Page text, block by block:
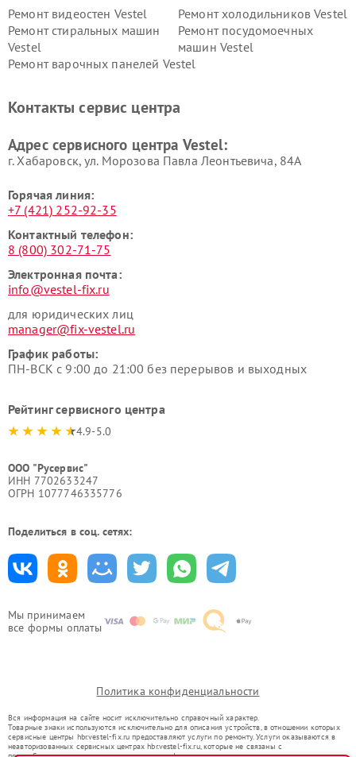
Мы принимаем
все формы оплаты
Ремонт видеостен Vestel
Ремонт холодильников Vestel
Ремонт стиральных машин
Vestel
Ремонт посудомоечных
машин Vestel
Ремонт варочных панелей Vestel
Контакты сервис центра
Адрес сервисного центра Vestel:
г. Хабаровск, ул. Морозова Павла Леонтьевича, 84А
Горячая линия:
+7 (421) 252-92-35
Контактный телефон:
8 (800) 302-71-75
Электронная почта:
info@vestel-fix.ru
для юридических лиц
manager@fix-vestel.ru
График работы:
ПН-ВСК с 9:00 до 21:00 без перерывов и выходных
Рейтинг сервисного центра
4.9-5.0
ООО "Русервис"
ИНН 7702633247
ОГРН 1077746335776
Поделиться в соц. сетях:
Политика конфиденциальности
Вся информация на сайте носит исключительно справочный характер.
Товарные знаки используются исключительно для описания устройств, в отношении которых
сервисные центры hbr.vestel-fix.ru предоставляют услуги по ремонту. Услуги оказываются в
неавторизованных сервисных центрах hbr.vestel-fix.ru, которые не связаны с